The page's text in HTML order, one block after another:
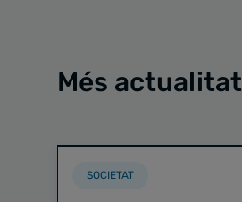
Més actualitat
SOCIETAT